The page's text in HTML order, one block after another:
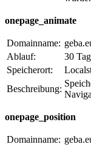
onepage_animate
Domainname:
Ablauf:
30
Speicherort:
Beschreibung:
onepage_position
Domainname: